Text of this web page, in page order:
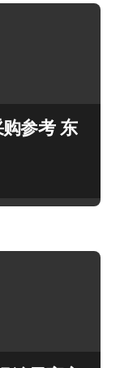
参考 东